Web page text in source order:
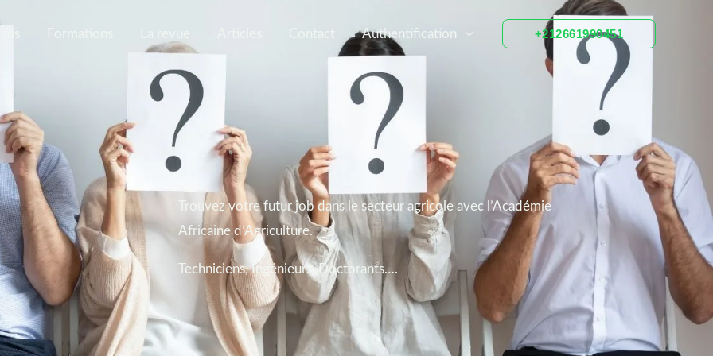
Authentification +212661990451
Trouvez votre futur job dans le secteur agricole avec l’Académie
Africaine d’Agriculture.
Techniciens, Ingénieurs, Doctorants….